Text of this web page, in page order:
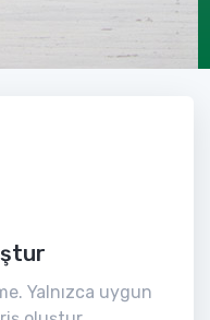
Yalnızca uygun